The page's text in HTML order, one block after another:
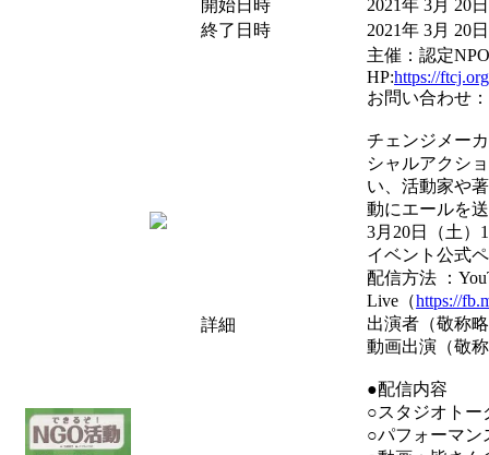
開始日時
2021年 3月 20
終了日時
2021年 3月 20
詳細
主催：認定
HP:https://
お問い合わせ：
チェンジメー
シャルアクシ
い、活動家や
動にエールを
3月20日（土）
イベント公式
配信方法 ：
Live（https://
出演者（敬称
動画出演（敬
●配信内容
○スタジオトー
○パフォーマン